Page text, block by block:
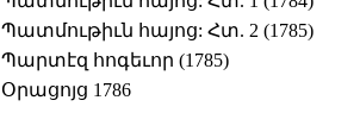
Պատմութիւն հայոց: Հտ. 2 (1785)
Պարտէզ հոգեւոր (1785)
Օրացոյց 1786